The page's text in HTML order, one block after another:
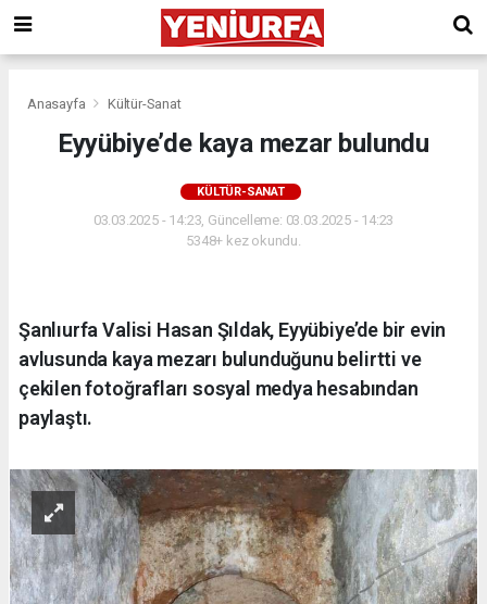
Anasayfa Kültür-Sanat
Eyyübiye’de kaya mezar bulundu
KÜLTÜR-SANAT
03.03.2025 - 14:23, Güncelleme: 03.03.2025 - 14:23
5348+ kez okundu.
Şanlıurfa Valisi Hasan Şıldak, Eyyübiye’de bir evin
avlusunda kaya mezarı bulunduğunu belirtti ve
çekilen fotoğrafları sosyal medya hesabından
paylaştı.